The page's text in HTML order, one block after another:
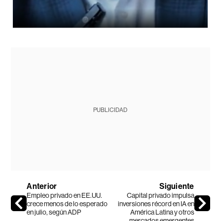
PUBLICIDAD
Anterior
Empleo privado en EE.UU.
crece menos de lo esperado
en julio, según ADP
Siguiente
Capital privado impulsa
inversiones récord en IA en
América Latina y otros